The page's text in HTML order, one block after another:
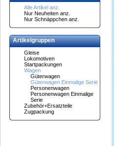
Alle Artikel anz.
Nur Neuheiten anz.
Nur Schnäppchen anz.
Artikelgruppen
Gleise
Lokomotiven
Startpackungen
Wagen
Güterwagen
Güterwagen Einmalige Serie
Personenwagen
Personenwagen Einmalige
Serie
Zubehör+Ersatzteile
Zugpackung